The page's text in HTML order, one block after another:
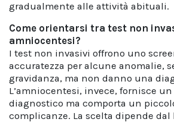
gradualmente alle attività abituali.
Come orientarsi tra test non
amniocentesi?
I test non invasivi offrono uno
accuratezza per alcune anomalie,
gravidanza, ma non danno una
L’amniocentesi, invece, fornisce
diagnostico ma comporta un
complicanze. La scelta dipende dal